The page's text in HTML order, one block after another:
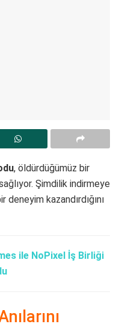
, öldürdüğümüz bir
Şimdilik indirmeye
deneyim kazandırdığını
ile NoPixel İş Birliği